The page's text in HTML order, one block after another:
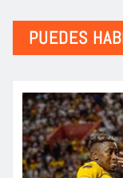
PUEDES